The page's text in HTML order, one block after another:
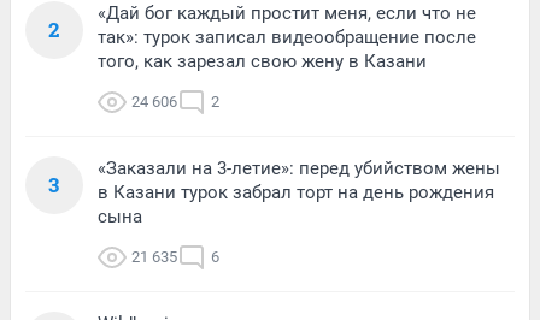
2
«Дай бог каждый простит меня, если что не
так»: турок записал видеообращение после
того, как зарезал свою жену в Казани
24 606 2
3
«Заказали на 3-летие»: перед убийством жены
в Казани турок забрал торт на день рождения
сына
21 635 6